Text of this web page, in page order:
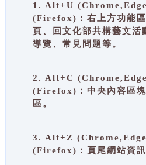
1. Alt+U
(Firefox)：右上方功能
頁、回文化部共構藝文活
導覽、常見問題等。
2. Alt+C
(Firefox)：中央內容區
區。
3. Alt+Z
(Firefox)：頁尾網站資訊